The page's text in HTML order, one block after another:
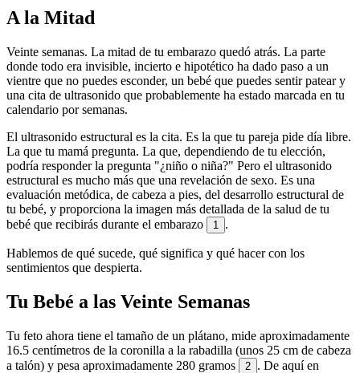
A la Mitad
Veinte semanas. La mitad de tu embarazo quedó atrás. La parte
donde todo era invisible, incierto e hipotético ha dado paso a un
vientre que no puedes esconder, un bebé que puedes sentir patear y
una cita de ultrasonido que probablemente ha estado marcada en tu
calendario por semanas.
El ultrasonido estructural es la cita. Es la que tu pareja pide día libre.
La que tu mamá pregunta. La que, dependiendo de tu elección,
podría responder la pregunta "¿niño o niña?" Pero el ultrasonido
estructural es mucho más que una revelación de sexo. Es una
evaluación metódica, de cabeza a pies, del desarrollo estructural de
tu bebé, y proporciona la imagen más detallada de la salud de tu
bebé que recibirás durante el embarazo
1 .
Hablemos de qué sucede, qué significa y qué hacer con los
sentimientos que despierta.
Tu Bebé a las Veinte Semanas
Tu feto ahora tiene el tamaño de un plátano, mide aproximadamente
16.5 centímetros de la coronilla a la rabadilla (unos 25 cm de cabeza
a talón) y pesa aproximadamente 280 gramos
2 . De aquí en